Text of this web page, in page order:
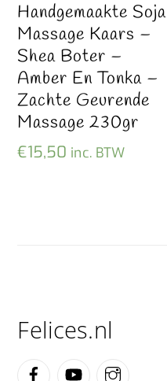
Handgemaakte Soja
Massage Kaars –
Shea Boter –
Amber En Tonka –
Zachte Geurende
Massage 230gr
€15,50 inc. BTW
Felices.nl
FacebookYouTube